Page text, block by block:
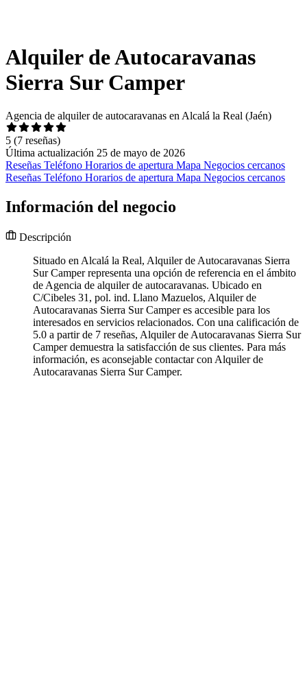
Alquiler de Autocaravanas
Sierra Sur Camper
Agencia de alquiler de autocaravanas en Alcalá la Real (Jaén)
5 (7 reseñas)
Última actualización 25 de mayo de 2026
Reseñas Teléfono Horarios de apertura Mapa Negocios cercanos
Reseñas Teléfono Horarios de apertura Mapa Negocios cercanos
Información del negocio
Descripción
Situado en Alcalá la Real, Alquiler de Autocaravanas Sierra
Sur Camper representa una opción de referencia en el ámbito
de Agencia de alquiler de autocaravanas. Ubicado en
C/Cibeles 31, pol. ind. Llano Mazuelos, Alquiler de
Autocaravanas Sierra Sur Camper es accesible para los
interesados en servicios relacionados. Con una calificación de
5.0 a partir de 7 reseñas, Alquiler de Autocaravanas Sierra Sur
Camper demuestra la satisfacción de sus clientes. Para más
información, es aconsejable contactar con Alquiler de
Autocaravanas Sierra Sur Camper.